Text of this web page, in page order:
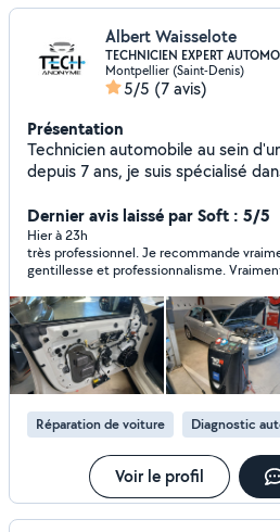
Albert Waisselote
TECHNICIEN EXPERT
Montpellier (Saint-Denis)
5/5 (7 avis)
Présentation
Technicien automobile au sein
depuis 7 ans, je suis spécialisé
principalement sur les systèmes
électroniques des véhicules, en
l'origine des dysfonctionnements
les solutions de réparation
méthodique et passionné par la
outils de diagnostic et les
d'assurer des interventions
Dernier avis laissé par Soft : 5/5
Hier à 23h
très professionnel. Je recommande
gentillesse et professionnalisme.
Réparation de voiture Diagnostic
Voir le profil